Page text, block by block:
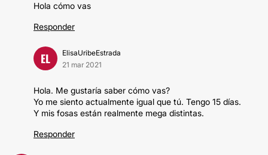
Hola cómo vas
Responder
EL
ElisaUribeEstrada
21 mar 2021
Hola. Me gustaría saber cómo vas?
Yo me siento actualmente igual que tú. Tengo 15 días.
Y mis fosas están realmente mega distintas.
Responder